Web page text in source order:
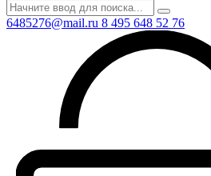
6485276@mail.ru 8 495 648 52 76